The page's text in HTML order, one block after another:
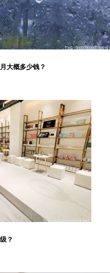
大概多少钱？
？